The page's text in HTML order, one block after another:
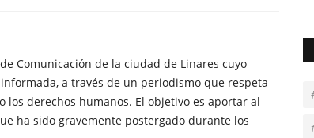
Comunicación de la ciudad de Linares cuyo
a través de un periodismo que respeta
derechos humanos. El objetivo es aportar al
ha sido gravemente postergado durante los